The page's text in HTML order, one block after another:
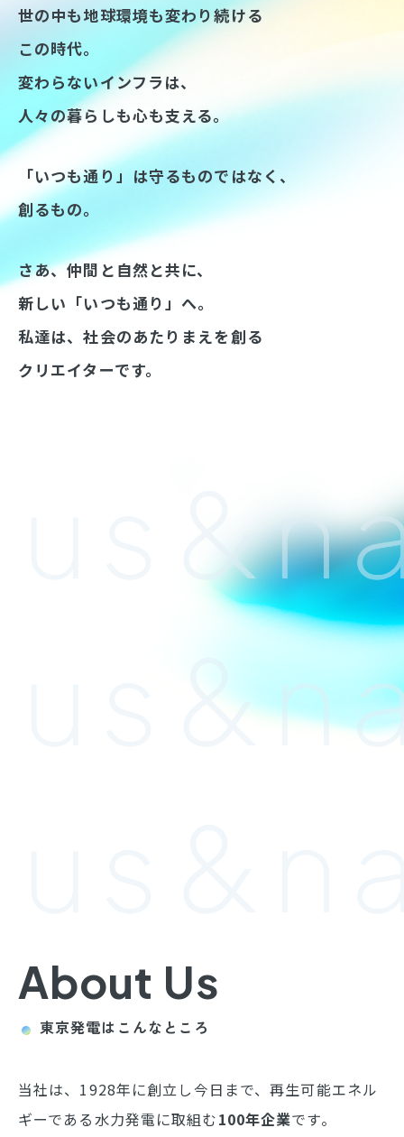
世の中も地球環境も変わり続ける
この時代。
変わらないインフラは、
人々の暮らしも心も支える。
「いつも通り」は守るものではなく、
創るもの。
さあ、仲間と自然と共に、
新しい「いつも通り」へ。
私達は、社会のあたりまえを創る
クリエイターです。
About Us
東京発電はこんなところ
当社は、1928年に創立し今日まで、再生可能エネル
ギーである水力発電に取組む100年企業です。